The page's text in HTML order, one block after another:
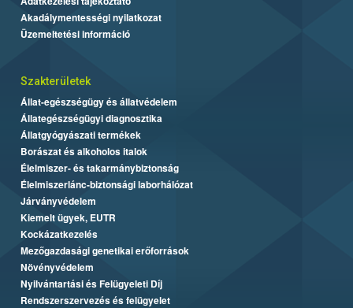
Akadálymentességi nyilatkozat
Üzemeltetési információ
Szakterületek
Állat-egészségügy és állatvédelem
Állategészségügyi diagnosztika
Állatgyógyászati termékek
Borászat és alkoholos italok
Élelmiszer- és takarmánybiztonság
Élelmiszerlánc-biztonsági laborhálózat
Járványvédelem
Kiemelt ügyek, EUTR
Kockázatkezelés
Mezőgazdasági genetikai erőforrások
Növényvédelem
Nyilvántartási és Felügyeleti Díj
Rendszerszervezés és felügyelet